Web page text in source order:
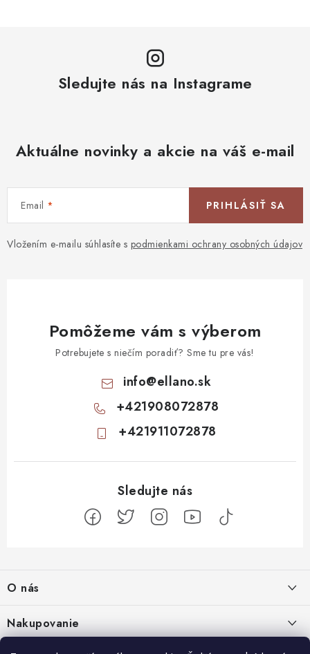
Sledujte nás na Instagrame
Aktuálne novinky a akcie na váš e-mail
Email
Vložením e-mailu súhlasíte s podmienkami ochrany osobných údajov
PRIHLÁSIŤ SA
Pomôžeme vám s výberom
Potrebujete s niečím poradiť? Sme tu pre vás!
info@ellano.sk
+421908072878
+421911072878
p
ä
t
O nás
Profil firmy
Nakupovanie
Odstúpiť od zmluvy